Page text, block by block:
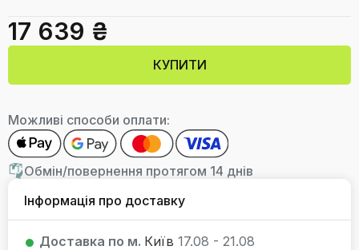
17 639 ₴
КУПИТИ
Можливі способи оплати:
Обмін/повернення протягом 14 днів
Інформація про доставку
Доставка по м. Київ 17.08 - 21.08